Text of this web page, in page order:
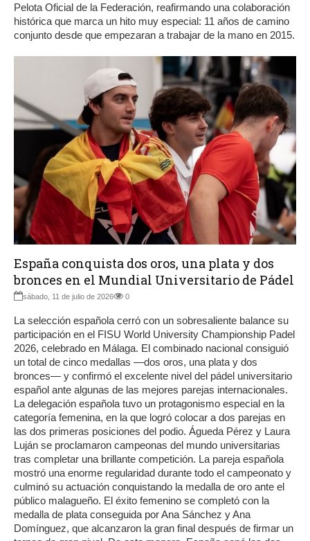
Pelota Oficial de la Federación, reafirmando una colaboración
histórica que marca un hito muy especial: 11 años de camino
conjunto desde que empezaran a trabajar de la mano en 2015.
España conquista dos oros, una plata y dos
bronces en el Mundial Universitario de Pádel
sábado, 11 de julio de 2026 0
La selección española cerró con un sobresaliente balance su
participación en el FISU World University Championship Padel
2026, celebrado en Málaga. El combinado nacional consiguió
un total de cinco medallas —dos oros, una plata y dos
bronces— y confirmó el excelente nivel del pádel universitario
español ante algunas de las mejores parejas internacionales.
La delegación española tuvo un protagonismo especial en la
categoría femenina, en la que logró colocar a dos parejas en
las dos primeras posiciones del podio. Águeda Pérez y Laura
Luján se proclamaron campeonas del mundo universitarias
tras completar una brillante competición. La pareja española
mostró una enorme regularidad durante todo el campeonato y
culminó su actuación conquistando la medalla de oro ante el
público malagueño. El éxito femenino se completó con la
medalla de plata conseguida por Ana Sánchez y Ana
Domínguez, que alcanzaron la gran final después de firmar un